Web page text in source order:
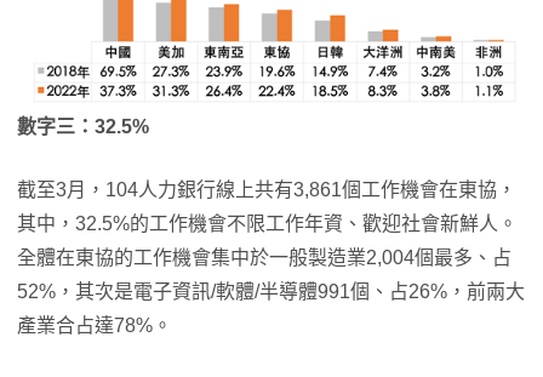
數字三： 32.5%
截至3月，104人力銀行線上共有3,861個工作機會在東協，
其中，32.5%的工作機會不限工作年資、歡迎社會新鮮人。
全體在東協的工作機會集中於一般製造業2,004個最多、占
52%，其次是電子資訊/軟體/半導體991個、占26%，前兩大
產業合占達78%。